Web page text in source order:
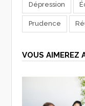
Dépression
Prudence
VOUS AIMEREZ